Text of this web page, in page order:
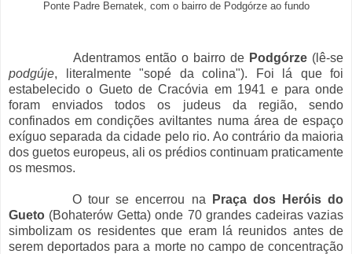
Ponte Padre Bernatek, com o bairro de Podgórze ao fundo
Adentramos então o bairro de Podgórze (lê-se
podgúje, literalmente "sopé da colina"). Foi lá que foi
estabelecido o Gueto de Cracóvia em 1941 e para onde
foram enviados todos os judeus da região, sendo
confinados em condições aviltantes numa área de espaço
exíguo separada da cidade pelo rio. Ao contrário da maioria
dos guetos europeus, ali os prédios continuam praticamente
os mesmos.
O tour se encerrou na
Praça dos Heróis do
Gueto (Bohaterów Getta) onde 70 grandes cadeiras vazias
simbolizam os residentes que eram lá reunidos antes de
serem deportados para a morte no campo de concentração